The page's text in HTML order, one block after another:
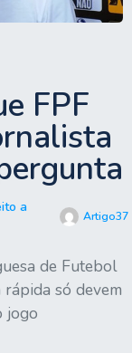
FPF
a
Artigo37
de Futebol
só devem
jogo